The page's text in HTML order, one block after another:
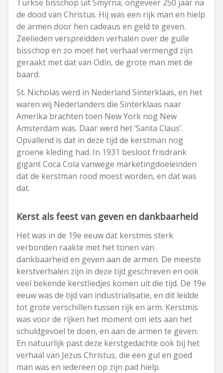
Turkse bisschop uit Smyrna, ongeveer 250 jaar na
de dood van Christus. Hij was een rijk man en hielp
de armen door hen cadeaus en geld te geven.
Zeelieden verspreidden verhalen over de gulle
bisschop en zo moet het verhaal vermengd zijn
geraakt met dat van Odin, de grote man met de
baard.
St. Nicholas werd in Nederland Sinterklaas, en het
waren wij Nederlanders die Sinterklaas naar
Amerika brachten toen New York nog New
Amsterdam was. Daar werd het ‘Santa Claus’.
Opvallend is dat in deze tijd de kerstman nog
groene kleding had. In 1931 besloot frisdrank
gigant Coca Cola vanwege marketingdoeleinden
dat de kerstman rood moest worden, en dat was
dat.
Kerst als feest van geven en dankbaarheid
Het was in de 19e eeuw dat kerstmis sterk
verbonden raakte met het tonen van
dankbaarheid en geven aan de armen. De meeste
kerstverhalen zijn in deze tijd geschreven en ook
veel bekende kerstliedjes komen uit die tijd. De 19e
eeuw was de tijd van industrialisatie, en dit leidde
tot grote verschillen tussen rijk en arm. Kerstmis
was voor de rijken het moment om iets aan het
schuldgevoel te doen, en aan de armen te geven.
En natuurlijk past deze kerstgedachte ook bij het
verhaal van Jezus Christus, die een gul en goed
man was en iedereen op zijn pad hielp.